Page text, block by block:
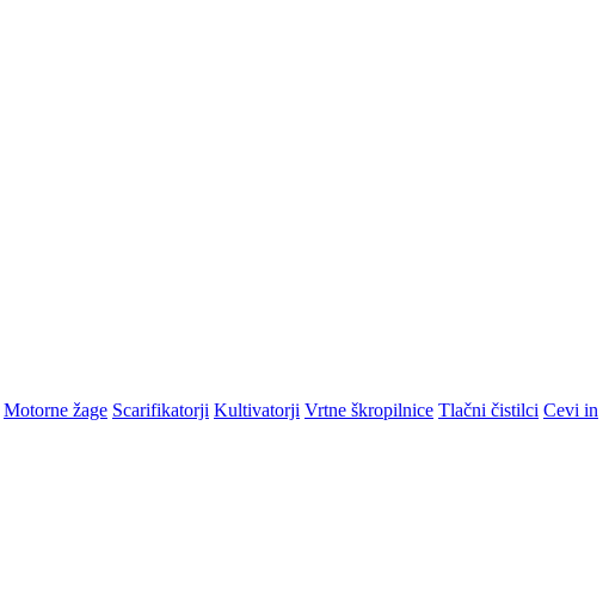
Motorne žage Scarifikatorji Kultivatorji Vrtne škropilnice Tlačni čistilci Cevi in